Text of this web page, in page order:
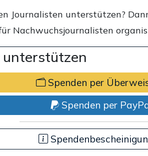
Journalisten unterstützen?
Nachwuchsjournalisten
unterstützen
Spenden per
Spenden per